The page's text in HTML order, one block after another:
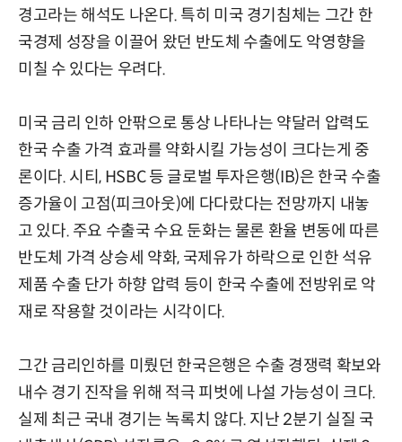
경고라는 해석도 나온다. 특히 미국 경기침체는 그간 한
국경제 성장을 이끌어 왔던 반도체 수출에도 악영향을
미칠 수 있다는 우려다.
미국 금리 인하 안팎으로 통상 나타나는 약달러 압력도
한국 수출 가격 효과를 약화시킬 가능성이 크다는게 중
론이다. 시티, HSBC 등 글로벌 투자은행(IB)은 한국 수출
증가율이 고점(피크아웃)에 다다랐다는 전망까지 내놓
고 있다. 주요 수출국 수요 둔화는 물론 환율 변동에 따른
반도체 가격 상승세 약화, 국제유가 하락으로 인한 석유
제품 수출 단가 하향 압력 등이 한국 수출에 전방위로 악
재로 작용할 것이라는 시각이다.
그간 금리인하를 미뤘던 한국은행은 수출 경쟁력 확보와
내수 경기 진작을 위해 적극 피벗에 나설 가능성이 크다.
실제 최근 국내 경기는 녹록치 않다. 지난 2분기 실질 국